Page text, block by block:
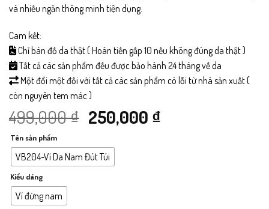
và nhiều ngăn thông minh tiện dụng.
Cam kết:
Chỉ bán đồ da thật ( Hoàn tiền gấp 10 nếu không đúng da thật )
Tất cả các sản phẩm đều được bảo hành 24 tháng về da
Một đổi một đối với tất cả các sản phẩm có lỗi từ nhà sản xuất (
còn nguyên tem mác )
499,000₫ Giá
gốc
là:
250,000 ₫Giá
Tên sản phẩm
VB204-Ví Da Nam Đút Túi
Kiểu dáng
Ví đứng nam